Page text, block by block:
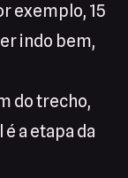
exemplo, 15
indo bem,
do trecho,
a etapa da